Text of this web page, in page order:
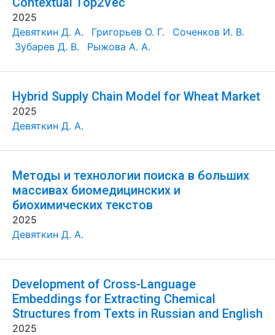
2025
Девяткин Д. А.
Григорьев О. Г.
Соченков И. В.
Зубарев Д. В.
Рыжова А. А.
Hybrid Supply Chain Model for Wheat Market
2025
Девяткин Д. А.
Методы и технологии поиска в больших
массивах биомедицинских и
биохимических текстов
2025
Девяткин Д. А.
Development of Cross-Language
Embeddings for Extracting Chemical
Structures from Texts in Russian and English
2025